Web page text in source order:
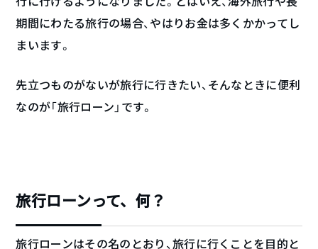
期間にわたる旅行の場合、やはりお金は多くかかってし
まいます。
先立つものがないが旅行に行きたい、そんなときに便利
なのが「旅行ローン」です。
旅行ローンって、何？
旅行ローンはその名のとおり、旅行に行くことを目的と